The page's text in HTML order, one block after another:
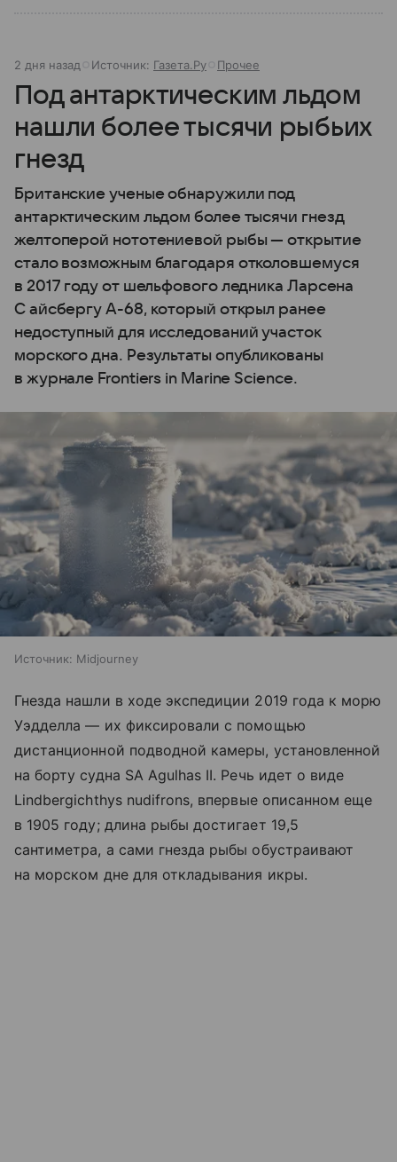
2 дня назад Источник: Газета.Ру Прочее
Под антарктическим льдом
нашли более тысячи рыбьих
гнезд
Британские ученые обнаружили под
антарктическим льдом более тысячи гнезд
желтоперой нототениевой рыбы — открытие
стало возможным благодаря отколовшемуся
в 2017 году от шельфового ледника Ларсена
C айсбергу А-68, который открыл ранее
недоступный для исследований участок
морского дна. Результаты опубликованы
в журнале Frontiers in Marine Science.
Источник: Midjourney
Гнезда нашли в ходе экспедиции 2019 года к морю
Уэдделла — их фиксировали с помощью
дистанционной подводной камеры, установленной
на борту судна SA Agulhas II. Речь идет о виде
Lindbergichthys nudifrons, впервые описанном еще
в 1905 году; длина рыбы достигает 19,5
сантиметра, а сами гнезда рыбы обустраивают
на морском дне для откладывания икры.